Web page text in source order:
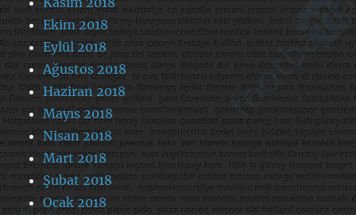
Ekim 2018
Eylül 2018
Ağustos 2018
Haziran 2018
Mayıs 2018
Nisan 2018
Mart 2018
Şubat 2018
Ocak 2018